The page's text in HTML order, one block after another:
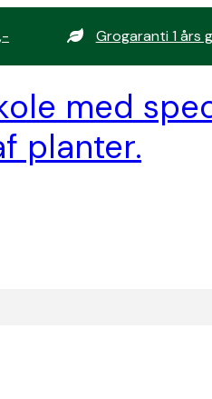
Grogaranti 1 års
med
planter.